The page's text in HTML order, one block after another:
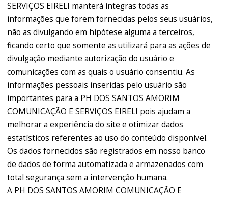
SERVIÇOS EIRELI manterá íntegras todas as
informações que forem fornecidas pelos seus usuários,
não as divulgando em hipótese alguma a terceiros,
ficando certo que somente as utilizará para as ações de
divulgação mediante autorização do usuário e
comunicações com as quais o usuário consentiu. As
informações pessoais inseridas pelo usuário são
importantes para a PH DOS SANTOS AMORIM
COMUNICAÇÃO E SERVIÇOS EIRELI pois ajudam a
melhorar a experiência do site e otimizar dados
estatísticos referentes ao uso do conteúdo disponível.
Os dados fornecidos são registrados em nosso banco
de dados de forma automatizada e armazenados com
total segurança sem a intervenção humana.
A PH DOS SANTOS AMORIM COMUNICAÇÃO E